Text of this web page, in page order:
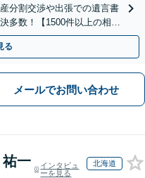
分割交渉や出張での遺言書
多数！【1500件以上の相談
る
メールでお問い合わせ
祐一
インタビュ
ーを見る
北海道